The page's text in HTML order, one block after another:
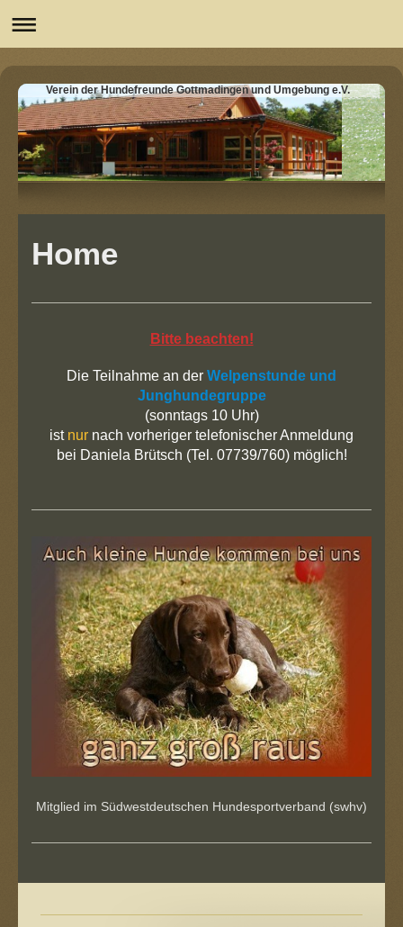
Verein der Hundefreunde Gottmadingen und Umgebung e.V.
Home
Bitte beachten!
Die Teilnahme an der Welpenstunde und
Junghundegruppe
(sonntags 10 Uhr)
ist nur nach vorheriger telefonischer Anmeldung
bei Daniela Brütsch (Tel. 07739/760) möglich!
Mitglied im Südwestdeutschen Hundesportverband (swhv)